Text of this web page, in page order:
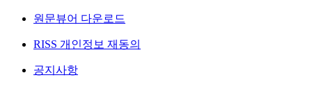
원문뷰어 다운로드
RISS 개인정보 재동의
공지사항